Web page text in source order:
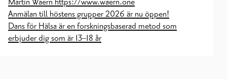
Anmälan till höstens grupper 2026 är nu öppen!
Dans för Hälsa är en forskningsbaserad metod som
erbjuder dig som är 13–18 år